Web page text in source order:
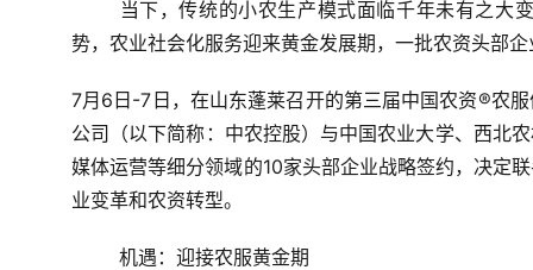
当下，传统的小农生产模式面临千年未有之大
势，农业社会化服务迎来黄金发展期，一批农资头部
7月6日-7日，在山东蓬莱召开的第三届中国农资®农
公司（以下简称：中农控股）与中国农业大学、西北
媒体运营等细分领域的10家头部企业战略签约，决定
业变革和农资转型。
机遇：迎接农服黄金期